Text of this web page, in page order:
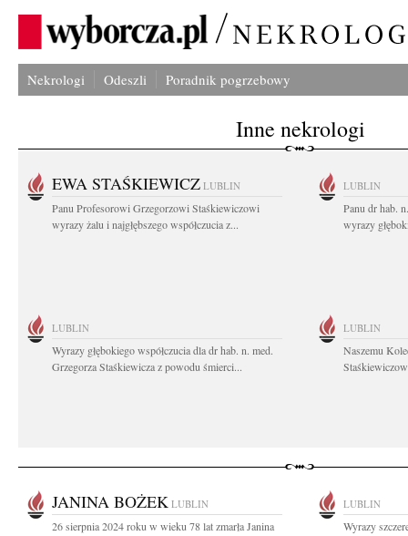
Nekrologi Odeszli Poradnik pogrzebowy
Inne nekrologi
EWA STAŚKIEWICZ LUBLIN
Panu Profesorowi Grzegorzowi Staśkiewiczowi
wyrazy żalu i najgłębszego współczucia z...
LUBLIN
Panu dr hab.
wyrazy
LUBLIN
Wyrazy głębokiego współczucia dla dr hab. n. med.
Grzegorza Staśkiewicza z powodu śmierci...
LUBLIN
Naszemu
JANINA BOŻEK LUBLIN
26 sierpnia 2024 roku w wieku 78 lat zmarła Janina
LUBLIN
Wyrazy